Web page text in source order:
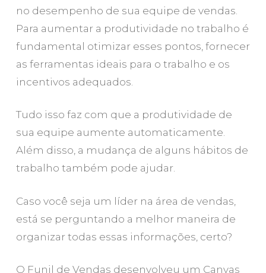
no desempenho de sua equipe de vendas.
Para aumentar a produtividade no trabalho é
fundamental otimizar esses pontos, fornecer
as ferramentas ideais para o trabalho e os
incentivos adequados.
Tudo isso faz com que a produtividade de
sua equipe aumente automaticamente.
Além disso, a mudança de alguns hábitos de
trabalho também pode ajudar.
Caso você seja um líder na área de vendas,
está se perguntando a melhor maneira de
organizar todas essas informações, certo?
O Funil de Vendas desenvolveu um Canvas